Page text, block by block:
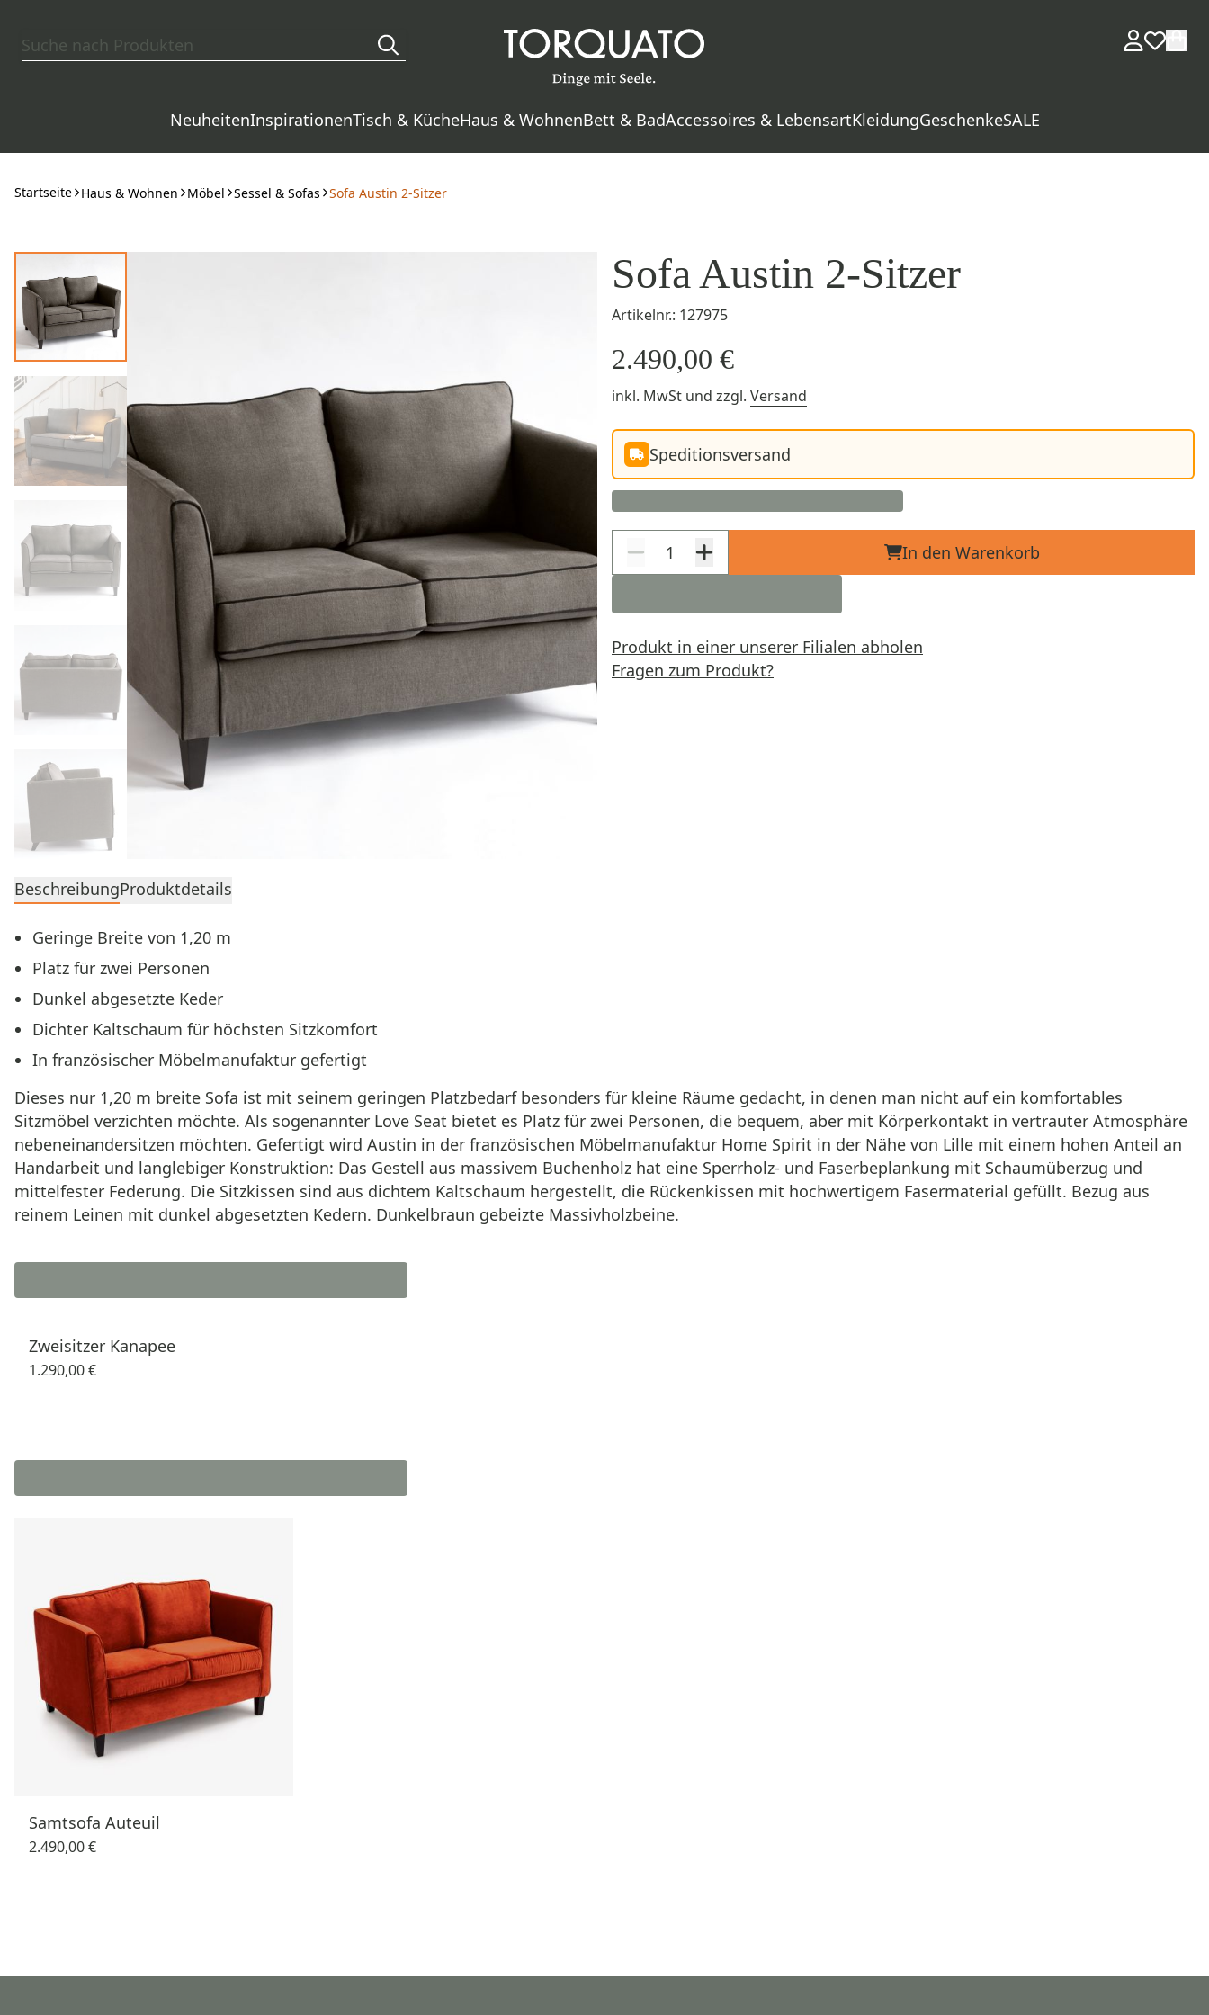
NeuheitenInspirationenTisch & KücheHaus & WohnenBett & BadAccessoires & LebensartKleidungGeschenkeSALE
Startseite Haus & Wohnen Möbel Sessel & Sofas Sofa Austin 2-Sitzer
Sofa Austin 2-Sitzer
Artikelnr.: 127975
2.490,00 €
inkl. MwSt und zzgl. Versand
Speditionsversand
In den Warenkorb
Produkt in einer unserer Filialen abholen
Fragen zum Produkt?
BeschreibungProduktdetails
Geringe Breite von 1,20 m
Platz für zwei Personen
Dunkel abgesetzte Keder
Dichter Kaltschaum für höchsten Sitzkomfort
In französischer Möbelmanufaktur gefertigt
Dieses nur 1,20 m breite Sofa ist mit seinem geringen Platzbedarf besonders für kleine Räume gedacht, in denen man nicht auf ein komfortables
Sitzmöbel verzichten möchte. Als sogenannter Love Seat bietet es Platz für zwei Personen, die bequem, aber mit Körperkontakt in vertrauter Atmosphäre
nebeneinandersitzen möchten. Gefertigt wird Austin in der französischen Möbelmanufaktur Home Spirit in der Nähe von Lille mit einem hohen Anteil an
Handarbeit und langlebiger Konstruktion: Das Gestell aus massivem Buchenholz hat eine Sperrholz- und Faserbeplankung mit Schaumüberzug und
mittelfester Federung. Die Sitzkissen sind aus dichtem Kaltschaum hergestellt, die Rückenkissen mit hochwertigem Fasermaterial gefüllt. Bezug aus
reinem Leinen mit dunkel abgesetzten Kedern. Dunkelbraun gebeizte Massivholzbeine.
Zweisitzer Kanapee
1.290,00 €
Samtsofa Auteuil
2.490,00 €